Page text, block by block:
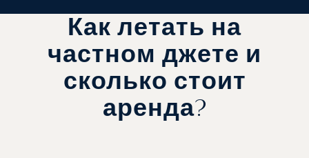
Как летать на
частном джете и
сколько стоит
аренда?